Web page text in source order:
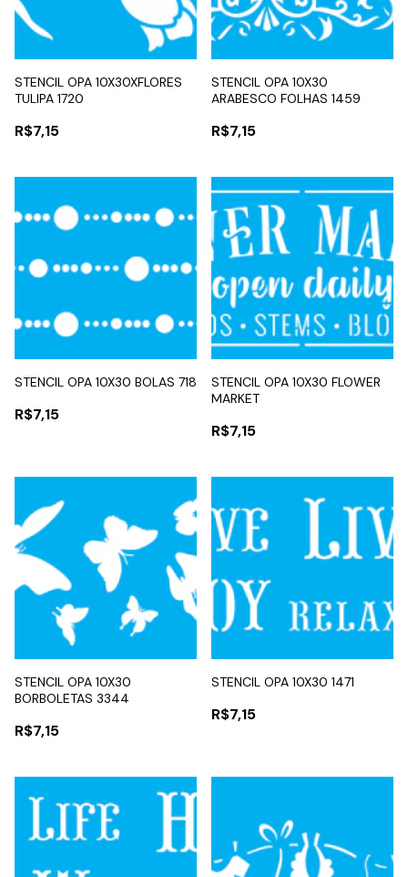
STENCIL OPA 10X30XFLORES
TULIPA 1720
R$7,15
STENCIL OPA 10X30
ARABESCO FOLHAS 1459
R$7,15
STENCIL OPA 10X30 BOLAS 718
R$7,15
STENCIL OPA 10X30 FLOWER
MARKET
R$7,15
STENCIL OPA 10X30
BORBOLETAS 3344
R$7,15
STENCIL OPA 10X30 1471
R$7,15